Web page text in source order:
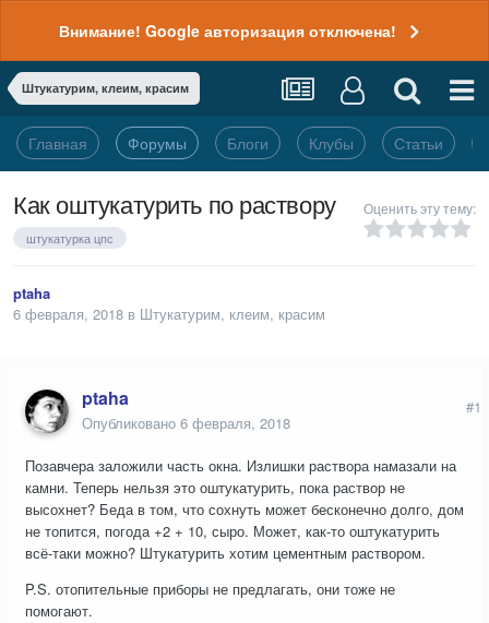
Внимание! Google авторизация отключена!
Штукатурим, клеим, красим
Главная Форумы Блоги Клубы Статьи
Как оштукатурить по раствору
штукатурка цпс
Оценить эту тему:
ptaha
6 февраля, 2018 в Штукатурим, клеим, красим
ptaha
Опубликовано 6 февраля, 2018
#1
Позавчера заложили часть окна. Излишки раствора намазали на
камни. Теперь нельзя это оштукатурить, пока раствор не
высохнет? Беда в том, что сохнуть может бесконечно долго, дом
не топится, погода +2 + 10, сыро. Может, как-то оштукатурить
всё-таки можно? Штукатурить хотим цементным раствором.
P.S. отопительные приборы не предлагать, они тоже не
помогают.